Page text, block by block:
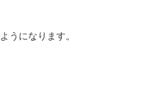
うになります。